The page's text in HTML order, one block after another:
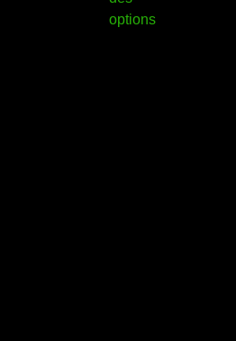
options